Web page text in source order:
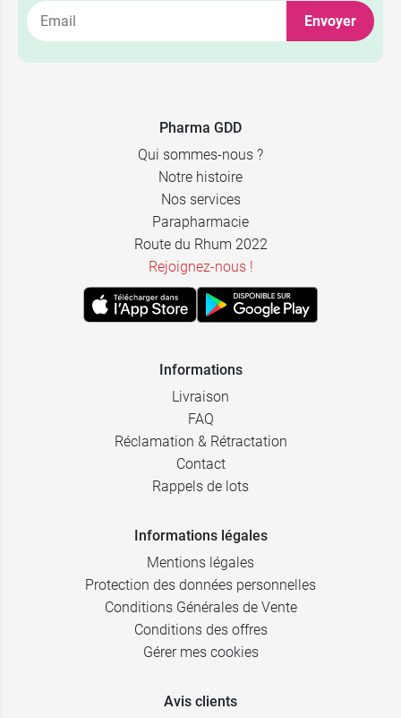
30 CH 2,49 €
Envoyer
Pharma GDD
Qui sommes-nous ?
Notre histoire
Nos services
Parapharmacie
Route du Rhum 2022
Rejoignez-nous !
Informations
Livraison
FAQ
Réclamation & Rétractation
Contact
Rappels de lots
Informations légales
Mentions légales
Protection des données personnelles
Conditions Générales de Vente
Conditions des offres
Gérer mes cookies
Avis clients